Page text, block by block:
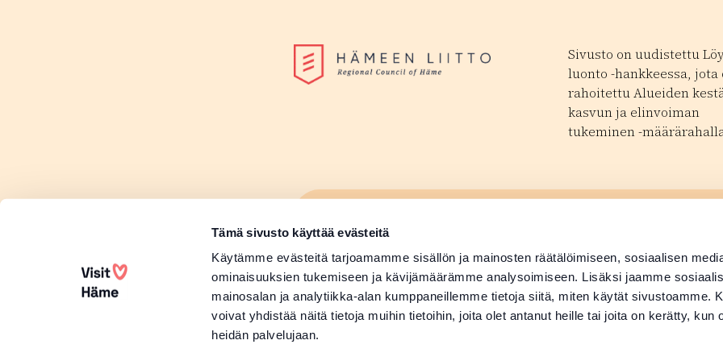
Tämä sivusto käyttää evästeitä
Käytämme evästeitä tarjoamamme sisällön ja mainosten räätälöimiseen, sosiaalisen
ominaisuuksien tukemiseen ja kävijämäärämme analysoimiseen. Lisäksi jaamme
mainosalan ja analytiikka-alan kumppaneillemme tietoja siitä, miten käytät sivustoamme.
voivat yhdistää näitä tietoja muihin tietoihin, joita olet antanut heille tai joita on kerätty, kun
heidän palvelujaan.
Sivusto on uudistettu
luonto -hankkeessa, jota
rahoitettu Alueiden
kasvun ja elinvoiman
tukeminen -
Lisää tapahtuma
Sivu avautuu uudessa ikkunassa
Lisää tuotetiedot
Medialle